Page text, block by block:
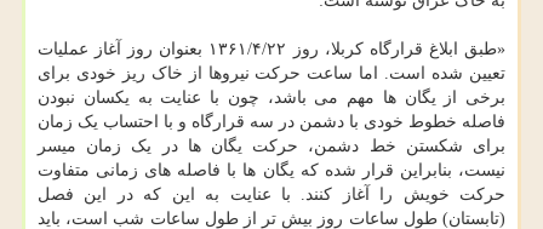
«طبق ابلاغ قرارگاه کربلا، روز ۱۳۶۱/۴/۲۲ بعنوان روز آغاز عملیات
تعیین شده است. اما ساعت حرکت نیروها از خاک ریز خودی برای
برخی از یگان ها مهم می باشد، چون با عنایت به یکسان نبودن
فاصله خطوط خودی با دشمن در سه قرارگاه و با احتساب یک زمان
برای شکستن خط دشمن، حرکت یگان ها در یک زمان میسر
نیست، بنابراین قرار شده که یگان ها با فاصله های زمانی متفاوت
حرکت خویش را آغاز کنند. با عنایت به این که در این فصل
(تابستان) طول ساعات روز بیش تر از طول ساعات شب است، باید